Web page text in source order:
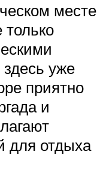
месте
уже
приятно
и
для отдыха